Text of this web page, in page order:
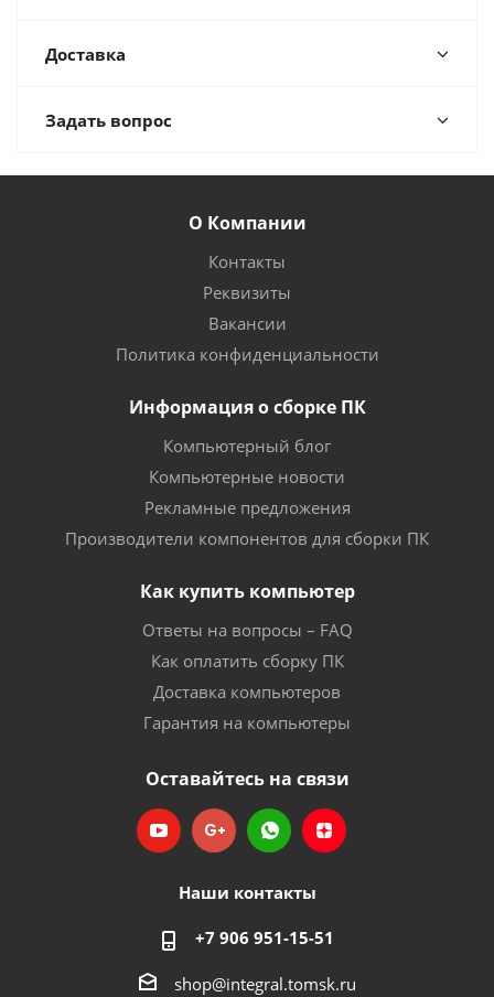
Доставка
Задать вопрос
О Компании
Контакты
Реквизиты
Вакансии
Политика конфиденциальности
Информация о сборке ПК
Компьютерный блог
Компьютерные новости
Рекламные предложения
Производители компонентов для сборки ПК
Как купить компьютер
Ответы на вопросы – FAQ
Как оплатить сборку ПК
Доставка компьютеров
Гарантия на компьютеры
Оставайтесь на связи
Наши контакты
+7 906 951-15-51
shop@integral.tomsk.ru